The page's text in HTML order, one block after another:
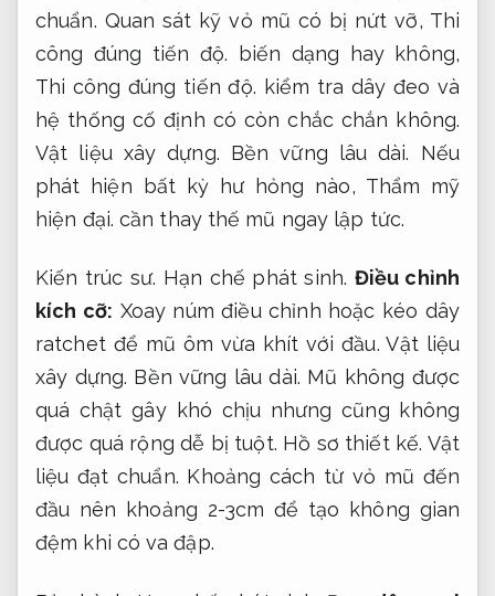
chuẩn. Quan sát kỹ vỏ mũ có bị nứt vỡ, Thi
công đúng tiến độ. biến dạng hay không,
Thi công đúng tiến độ. kiểm tra dây đeo và
hệ thống cố định có còn chắc chắn không.
Vật liệu xây dựng. Bền vững lâu dài. Nếu
phát hiện bất kỳ hư hỏng nào, Thẩm mỹ
hiện đại. cần thay thế mũ ngay lập tức.
Kiến trúc sư. Hạn chế phát sinh. Điều chỉnh
kích cỡ: Xoay núm điều chỉnh hoặc kéo dây
ratchet để mũ ôm vừa khít với đầu.Vật liệu
xây dựng. Bền vững lâu dài. Mũ không được
quá chật gây khó chịu nhưng cũng không
được quá rộng dễ bị tuột. Hồ sơ thiết kế. Vật
liệu đạt chuẩn. Khoảng cách từ vỏ mũ đến
đầu nên khoảng 2-3cm để tạo không gian
đệm khi có va đập.